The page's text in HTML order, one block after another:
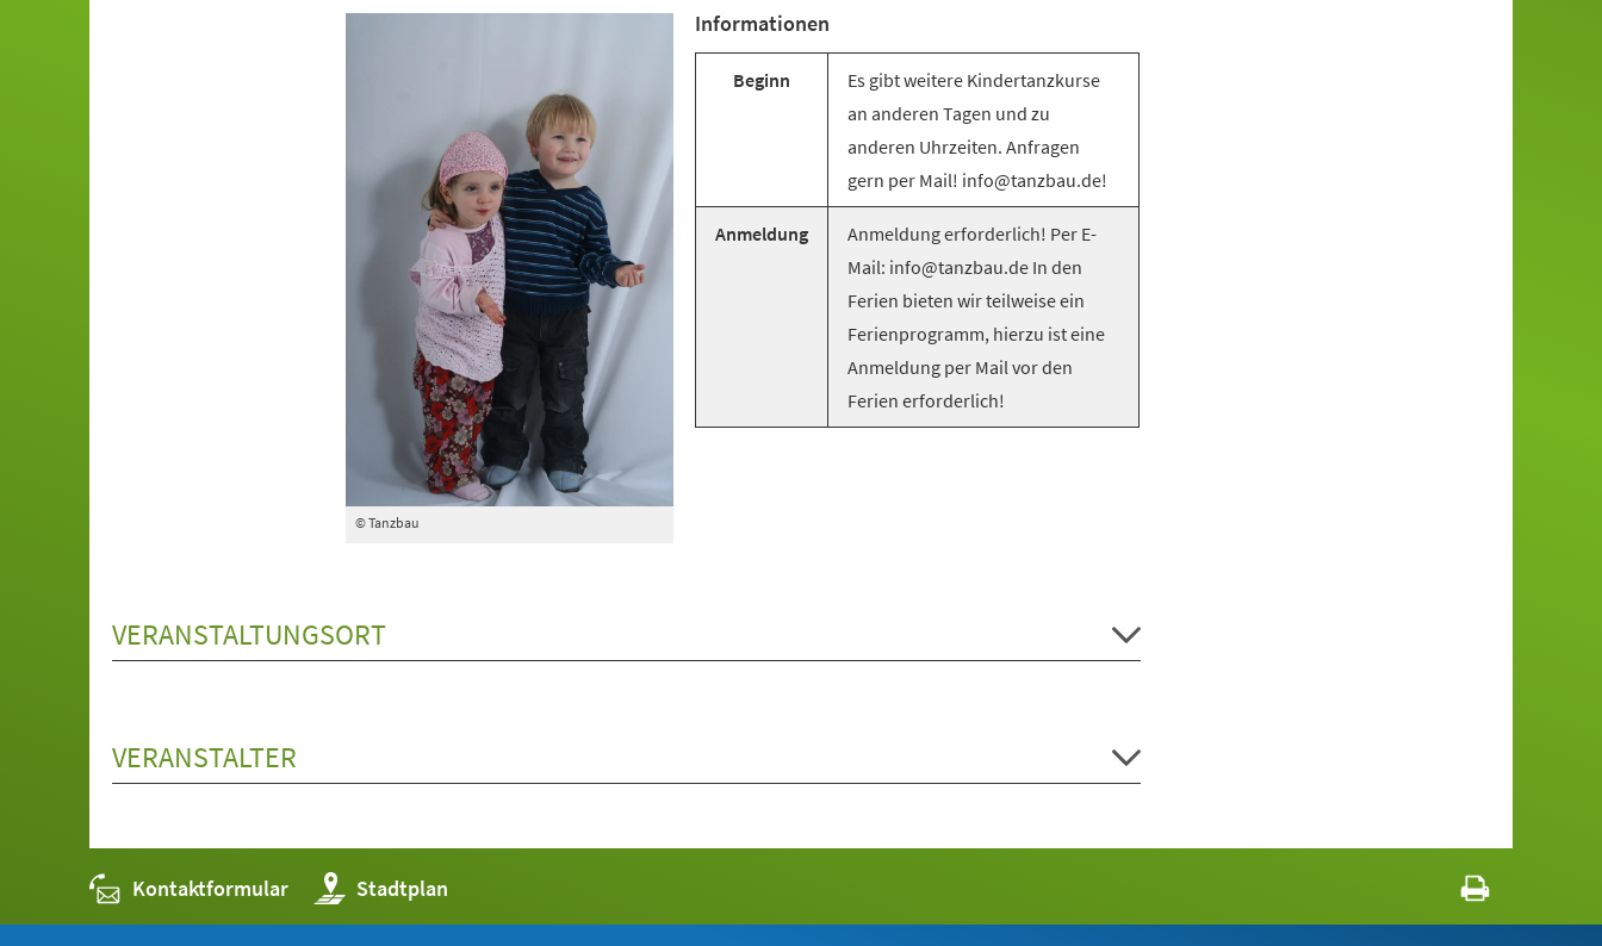
© Tanzbau
Informationen
Beginn
Es gibt weitere Kindertanzkurse
an anderen Tagen und zu
anderen Uhrzeiten. Anfragen
gern per Mail! info@tanzbau.de!
Anmeldung
Anmeldung erforderlich! Per E-
Mail: info@tanzbau.de In den
Ferien bieten wir teilweise ein
Ferienprogramm, hierzu ist eine
Anmeldung per Mail vor den
Ferien erforderlich!
VERANSTALTUNGSORT
VERANSTALTER
Kontaktformular Stadtplan
(Öffnet
in
einem